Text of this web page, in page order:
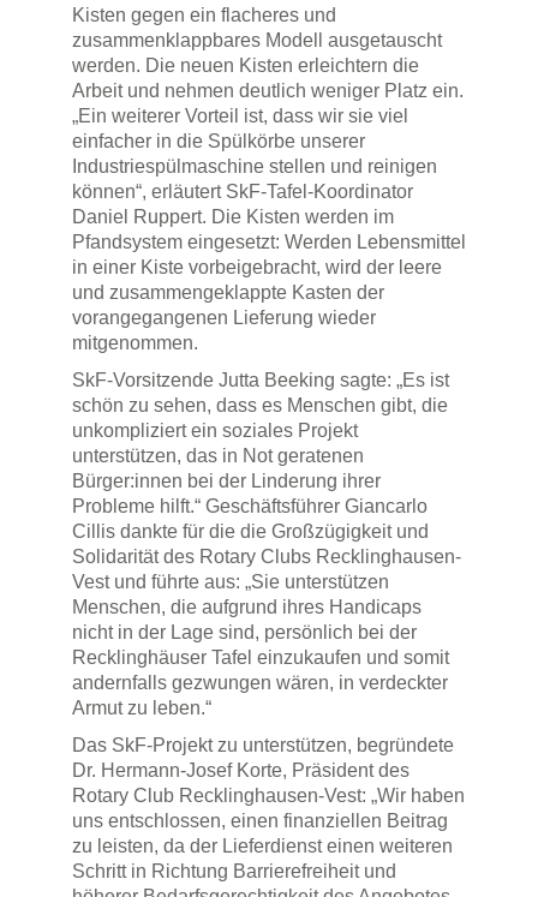
Kisten gegen ein flacheres und
zusammenklappbares Modell ausgetauscht
werden. Die neuen Kisten erleichtern die
Arbeit und nehmen deutlich weniger Platz ein.
„Ein weiterer Vorteil ist, dass wir sie viel
einfacher in die Spülkörbe unserer
Industriespülmaschine stellen und reinigen
können“, erläutert SkF-Tafel-Koordinator
Daniel Ruppert. Die Kisten werden im
Pfandsystem eingesetzt: Werden Lebensmittel
in einer Kiste vorbeigebracht, wird der leere
und zusammengeklappte Kasten der
vorangegangenen Lieferung wieder
mitgenommen.
SkF-Vorsitzende Jutta Beeking sagte: „Es ist
schön zu sehen, dass es Menschen gibt, die
unkompliziert ein soziales Projekt
unterstützen, das in Not geratenen
Bürger:innen bei der Linderung ihrer
Probleme hilft.“ Geschäftsführer Giancarlo
Cillis dankte für die die Großzügigkeit und
Solidarität des Rotary Clubs Recklinghausen-
Vest und führte aus: „Sie unterstützen
Menschen, die aufgrund ihres Handicaps
nicht in der Lage sind, persönlich bei der
Recklinghäuser Tafel einzukaufen und somit
andernfalls gezwungen wären, in verdeckter
Armut zu leben.“
Das SkF-Projekt zu unterstützen, begründete
Dr. Hermann-Josef Korte, Präsident des
Rotary Club Recklinghausen-Vest: „Wir haben
uns entschlossen, einen finanziellen Beitrag
zu leisten, da der Lieferdienst einen weiteren
Schritt in Richtung Barrierefreiheit und